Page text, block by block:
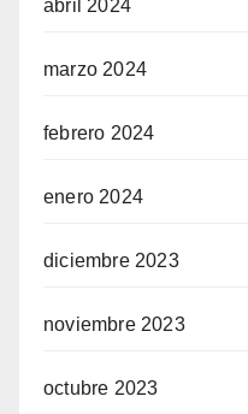
abril 2024
marzo 2024
febrero 2024
enero 2024
diciembre 2023
noviembre 2023
octubre 2023